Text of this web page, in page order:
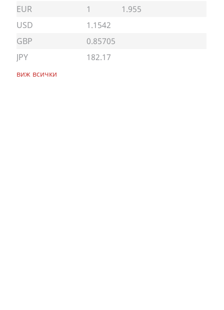
EUR 1
1.955
USD
1.1542
GBP
0.85705
JPY
182.17
виж всички